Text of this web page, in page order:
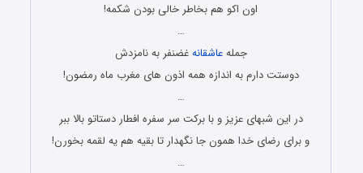
اون اکو هم بخاطر خالی بودن شکمه!
…
جملهعاشقانهغضنفر به نامزدش
دوستت دارم به اندازه همه اذون های مغرب ماه رمضون!
…
در این شبهای عزیز و با برکت سر سفره افطار دستاتو بالا ببر
و برای رضای خدا همون جا نگهدار تا بقیه هم یه لقمه بخورن!
…